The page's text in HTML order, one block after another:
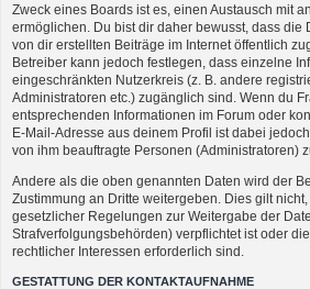
Zweck eines Boards ist es, einen Austausch mit
ermöglichen. Du bist dir daher bewusst, dass die
von dir erstellten Beiträge im Internet öffentlich
Betreiber kann jedoch festlegen, dass einzelne
eingeschränkten Nutzerkreis (z. B. andere
Administratoren etc.) zugänglich sind. Wenn du
entsprechenden Informationen im Forum oder
E-Mail-Adresse aus deinem Profil ist dabei
von ihm beauftragte Personen (Administratoren)
Andere als die oben genannten Daten wird der
Zustimmung an Dritte weitergeben. Dies gilt
gesetzlicher Regelungen zur Weitergabe der
Strafverfolgungsbehörden) verpflichtet ist oder
rechtlicher Interessen erforderlich sind.
GESTATTUNG DER KONTAKTAUFNAHME